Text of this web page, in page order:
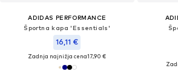
ADIDAS PERFORMANCE
Športna kapa 'Essentials'
16,11 €
Zadnja najnižja cena17,90 €